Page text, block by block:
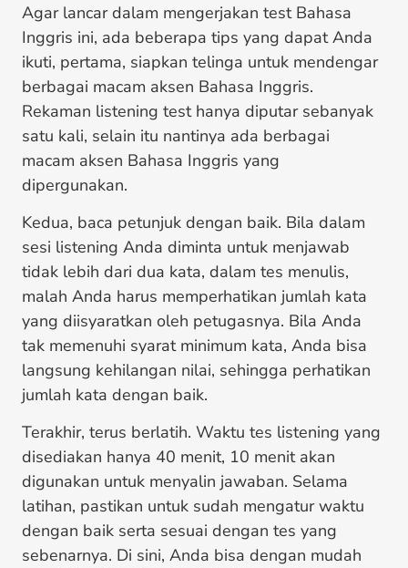
Agar lancar dalam mengerjakan test Bahasa
Inggris ini, ada beberapa tips yang dapat Anda
ikuti, pertama, siapkan telinga untuk mendengar
berbagai macam aksen Bahasa Inggris.
Rekaman listening test hanya diputar sebanyak
satu kali, selain itu nantinya ada berbagai
macam aksen Bahasa Inggris yang
dipergunakan.
Kedua, baca petunjuk dengan baik. Bila dalam
sesi listening Anda diminta untuk menjawab
tidak lebih dari dua kata, dalam tes menulis,
malah Anda harus memperhatikan jumlah kata
yang diisyaratkan oleh petugasnya. Bila Anda
tak memenuhi syarat minimum kata, Anda bisa
langsung kehilangan nilai, sehingga perhatikan
jumlah kata dengan baik.
Terakhir, terus berlatih. Waktu tes listening yang
disediakan hanya 40 menit, 10 menit akan
digunakan untuk menyalin jawaban. Selama
latihan, pastikan untuk sudah mengatur waktu
dengan baik serta sesuai dengan tes yang
sebenarnya. Di sini, Anda bisa dengan mudah